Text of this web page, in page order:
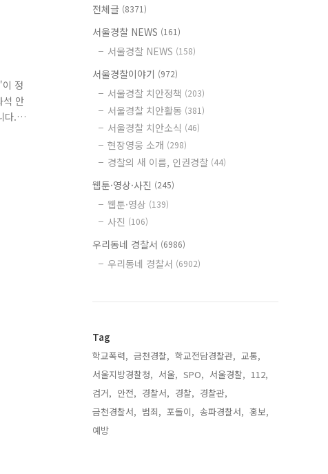
정
석 안
다.
전체글 (8371)
서울경찰 NEWS (161)
서울경찰 NEWS (158)
서울경찰이야기 (972)
서울경찰 치안정책 (203)
서울경찰 치안활동 (381)
서울경찰 치안소식 (46)
현장영웅 소개 (298)
경찰의 새 이름, 인권경찰 (44)
웹툰·영상·사진 (245)
웹툰·영상 (139)
사진 (106)
우리동네 경찰서 (6986)
우리동네 경찰서 (6902)
Tag
학교폭력, 금천경찰, 학교전담경찰관, 교통,
서울지방경찰청, 서울, SPO, 서울경찰, 112,
검거, 안전, 경찰서, 경찰, 경찰관,
금천경찰서, 범죄, 포돌이, 송파경찰서, 홍보,
예방,